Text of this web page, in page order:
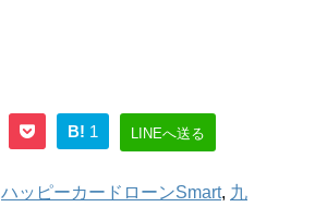
B! 1 LINEへ送る
ハッピーカードローンSmart, 九